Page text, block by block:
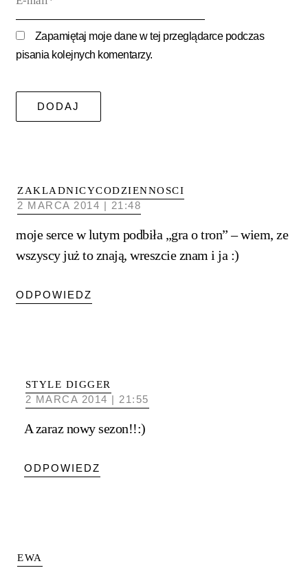
ZAKLADNICYCODZIENNOSCI
2 MARCA 2014 | 21:48
moje serce w lutym podbiła „gra o tron” – wiem, ze
wszyscy już to znają, wreszcie znam i ja :)
ODPOWIEDZ
STYLE DIGGER
2 MARCA 2014 | 21:55
A zaraz nowy sezon!!:)
ODPOWIEDZ
EWA
mail*
Zapamiętaj moje dane w tej przeglądarce podczas
pisania kolejnych komentarzy.